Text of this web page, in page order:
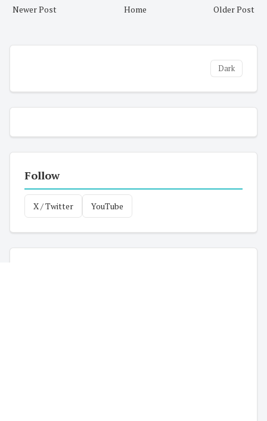
Newer Post Older Post
Home
Dark
Follow
X / Twitter YouTube